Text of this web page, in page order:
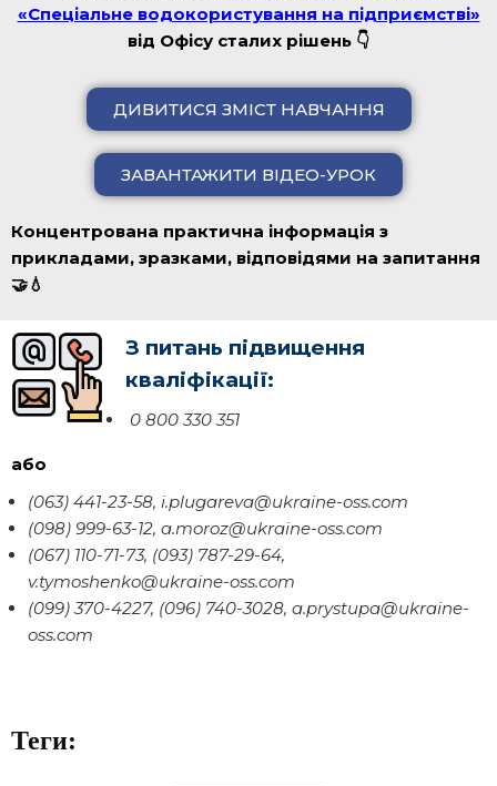
«Спеціальне водокористування на підприємстві»
від Офісу сталих рішень 👇
ДИВИТИСЯ ЗМІСТ НАВЧАННЯ
ЗАВАНТАЖИТИ ВІДЕО-УРОК
Концентрована практична інформація з
прикладами, зразками, відповідями на запитання
🤝💧
З питань підвищення
кваліфікації:
0 800 330 351
або
(063) 441-23-58, i.plugareva@ukraine-oss.com
(098) 999-63-12, a.moroz@ukraine-oss.com
(067) 110-71-73, (093) 787-29-64,
v.tymoshenko@ukraine-oss.com
(099) 370-4227, (096) 740-3028, a.prystupa@ukraine-
oss.com
Теги: